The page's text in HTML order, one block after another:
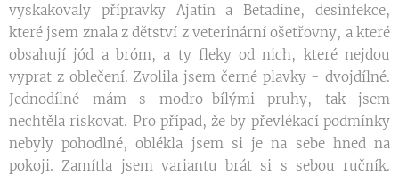
vyskakovaly přípravky Ajatin a Betadine, desinfekce,
které jsem znala z dětství z veterinární ošetřovny, a které
obsahují jód a bróm, a ty fleky od nich, které nejdou
vyprat z oblečení. Zvolila jsem černé plavky - dvojdílné.
Jednodílné mám s modro-bílými pruhy, tak jsem
nechtěla riskovat. Pro případ, že by převlékací podmínky
nebyly pohodlné, oblékla jsem si je na sebe hned na
pokoji. Zamítla jsem variantu brát si s sebou ručník.